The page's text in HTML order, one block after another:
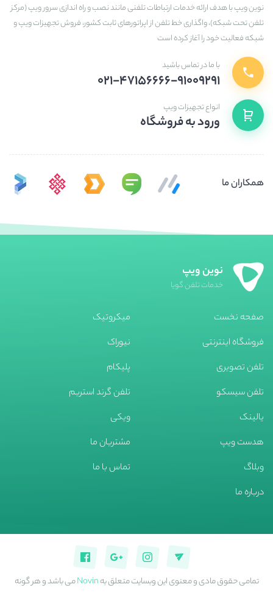
نوین ویپ با هدف ارائه خدمات ارتباطات تلفنی مانند نصب و راه اندازی سرور ویپ (مرکز
تلفن تحت شبکه)، واگذاری خط تلفن از اپراتورهای ثابت کشور، فروش تجهیزات ویپ و
شبکه فعالیت خود را آغاز کرده است
با ما در تماس باشید
۰۲۱-۴۷۱۵۶۶۶۶-۹۱۰۰۹۲۹۱
انواع تجهیزات ویپ
ورود به فروشگاه
همکاران ما
نوین ویپ
خدمات تلفن گویا
صفحه نخست
فروشگاه اینترنتی
تلفن تصویری
تلفن سیسکو
یالینک
هدست ویپ
وبلاگ
درباره ما
میکروتیک
نیوراک
پلیکام
تلفن گرند استریم
ویکی
مشتریان ما
تماس با ما
تمامی حقوق مادی و معنوی این وبسایت متعلق بهNovinمی باشد و هر گونه